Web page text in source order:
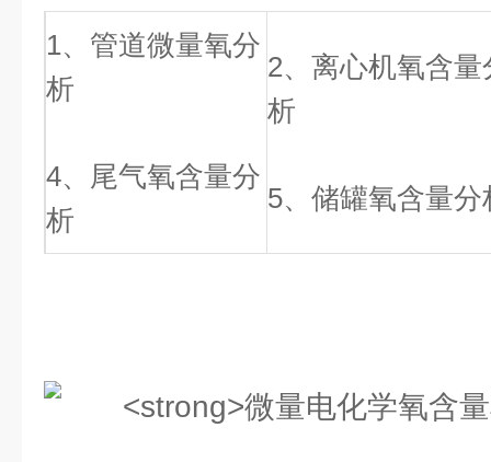
1、管道微量氧分
析
4、尾气氧含量分
析
2、离心机氧含量
析
5、储罐氧含量分